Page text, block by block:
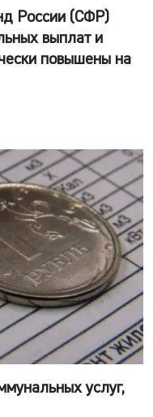
России (СФР)
выплат и
повышены на
услуг,